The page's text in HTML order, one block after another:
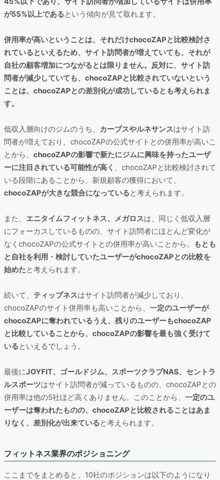
が55%以上であるという傾向が見て取れます。
併用率が高いということは、それだけchocoZAPと比較検討さ
れているといえるため、サイト訪問者が増えていても、それが
自社の顧客増加につながるとは限りません。反対に、サイト訪
問者が減少していても、chocoZAPと比較されていないという
ことは、chocoZAPとの差別化が成功しているとも考えられま
す。
低収入層向けのジムのうち、 カーブスやルネサンスはサイト訪
問者が増えており、chocoZAPの公式サイトとの併用率が高いこ
とから、 chocoZAPの影響で新たにジムに興味を持ったユーザ
ーに注目されている可能性が高く
、chocoZAPと比較検討されて
いる段階にあることから、新規顧客の獲得において、
chocoZAPが大きな競合になっていると考えられます。
また、 エニタイムフィットネス、メガロスは、同じく低収入層
にフォーカスしているものの、サイト訪問者にほとんど変化が
なくchocoZAPの公式サイトとの併用率が高いことから、
もとも
と自社を利用・検討していたユーザーがchocoZAPとの比較を
始めたと考えられます。
続いて、 ティップネスはサイト訪問者が減少しており、
chocoZAPのサイト併用率も高いことから、 一定のユーザーが
chocoZAPに奪われているうえ、残りのユーザーもchocoZAP
と比較していることから、chocoZAPの影響を最も強く受けて
いるといえるでしょう。
最後にJOYFIT、ゴールドジム、スポーツクラブNAS、セントラ
ルスポーツはサイト訪問者が減っているものの、chocoZAPとの
併用率は他の5社ほど高くありません。このことから、 一定のユ
ーザーは奪われたものの、chocoZAPと比較されることはあま
りなく、差別化が出来ていると考えられます。
フィットネス業界のポジショニング
ここまでをまとめると、10社のポジションは以下のようになり